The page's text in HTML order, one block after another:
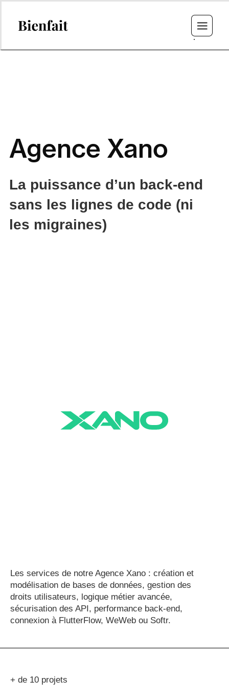
Agence Xano
La puissance d’un back-end
sans les lignes de code (ni
les migraines)
Les services de notre Agence Xano : création et
modélisation de bases de données, gestion des
droits utilisateurs, logique métier avancée,
sécurisation des API, performance back-end,
connexion à FlutterFlow, WeWeb ou Softr.
+ de 10 projets